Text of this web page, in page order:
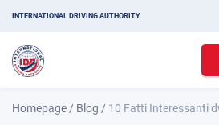
INTERNATIONAL DRIVING AUTHORITY
Homepage / Blog / 10 Fatti Interessanti